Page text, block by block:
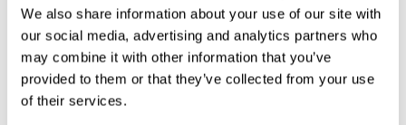
We also share information about your use of our site with
our social media, advertising and analytics partners who
may combine it with other information that you’ve
provided to them or that they’ve collected from your use
of their services.
DESCRIZIONE
ATTO 63 63 KVa 7,1 V